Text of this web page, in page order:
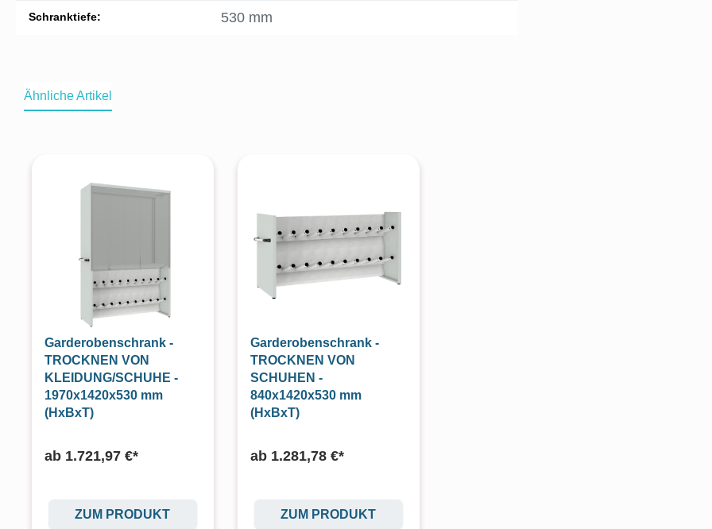
Schranktiefe: 530 mm
Ähnliche Artikel
Garderobenschrank -
TROCKNEN VON
KLEIDUNG/SCHUHE -
1970x1420x530 mm
(HxBxT)
ab 1.721,97 €*
ZUM PRODUKT
Garderobenschrank -
TROCKNEN VON
SCHUHEN -
840x1420x530 mm
(HxBxT)
ab 1.281,78 €*
ZUM PRODUKT